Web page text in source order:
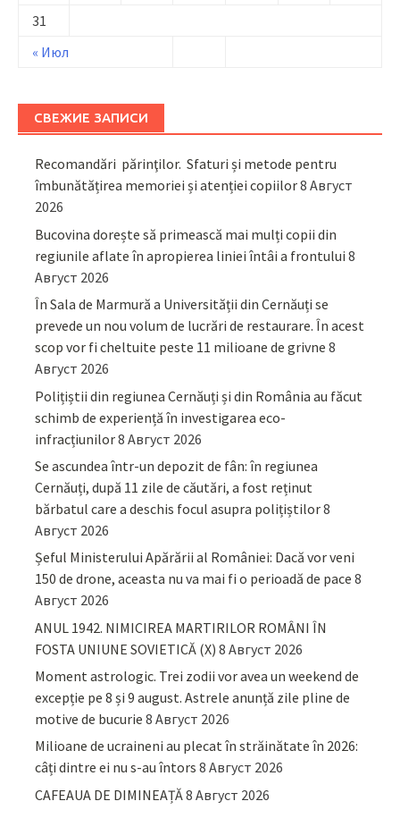
« Июл
31
СВЕЖИЕ ЗАПИСИ
Recomandări părinţilor. Sfaturi și metode pentru
îmbunătățirea memoriei și atenției copiilor8 Август
2026
Bucovina dorește să primească mai mulți copii din
regiunile aflate în apropierea liniei întâi a frontului 8
Август 2026
În Sala de Marmură a Universității din Cernăuți se
prevede un nou volum de lucrări de restaurare. În acest
scop vor fi cheltuite peste 11 milioane de grivne 8
Август 2026
Polițiștii din regiunea Cernăuți și din România au făcut
schimb de experiență în investigarea eco-
infracțiunilor8 Август 2026
Se ascundea într-un depozit de fân: în regiunea
Cernăuți, după 11 zile de căutări, a fost reținut
bărbatul care a deschis focul asupra polițiștilor8
Август 2026
Șeful Ministerului Apărării al României: Dacă vor veni
150 de drone, aceasta nu va mai fi o perioadă de pace 8
Август 2026
ANUL 1942. NIMICIREA MARTIRILOR ROMÂNI ÎN
FOSTA UNIUNE SOVIETICĂ (X) 8 Август 2026
Moment astrologic. Trei zodii vor avea un weekend de
excepție pe 8 și 9 august. Astrele anunță zile pline de
motive de bucurie 8 Август 2026
Milioane de ucraineni au plecat în străinătate în 2026:
câți dintre ei nu s-au întors 8 Август 2026
CAFEAUA DE DIMINEAȚĂ8 Август 2026